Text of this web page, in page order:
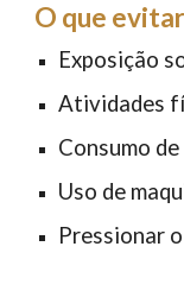
O que
Exposição
Atividades
Consumo
Uso de
Pressionar